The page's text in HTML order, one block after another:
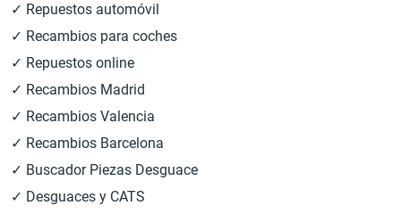
✓ Repuestos automóvil
✓ Recambios para coches
✓ Repuestos online
✓ Recambios Madrid
✓ Recambios Valencia
✓ Recambios Barcelona
✓ Buscador Piezas Desguace
✓ Desguaces y CATS